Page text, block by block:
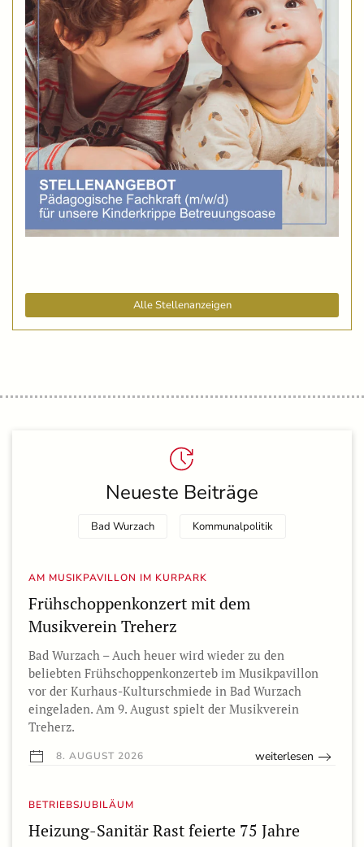
Alle Stellenanzeigen
Neueste Beiträge
Bad Wurzach Kommunalpolitik
AM MUSIKPAVILLON IM KURPARK
Frühschoppenkonzert mit dem
Musikverein Treherz
Bad Wurzach – Auch heuer wird wieder zu den
beliebten Frühschoppenkonzerteb im Musikpavillon
vor der Kurhaus-Kulturschmiede in Bad Wurzach
eingeladen. Am 9. August spielt der Musikverein
Treherz.
8. AUGUST 2026 weiterlesen
BETRIEBSJUBILÄUM
Heizung-Sanitär Rast feierte 75 Jahre